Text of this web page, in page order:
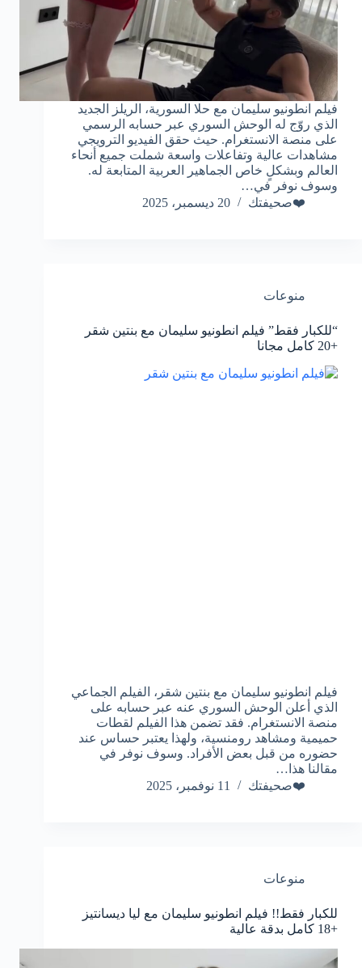
فيلم انطونيو سليمان مع حلا السورية، الريلز الجديد
الذي روّج له الوحش السوري عبر حسابه الرسمي
على منصة الانستغرام. حيث حقق الفيديو الترويجي
مشاهدات عالية وتفاعلات واسعة شملت جميع أنحاء
العالم وبشكلٍ خاص الجماهير العربية المتابعة له.
وسوف نوفر في…
❤️صحيفتك
20 ديسمبر، 2025
منوعات
“للكبار فقط” فيلم انطونيو سليمان مع بنتين شقر
+20 كامل مجانا
فيلم انطونيو سليمان مع بنتين شقر، الفيلم الجماعي
الذي أعلن الوحش السوري عنه عبر حسابه على
منصة الانستغرام. فقد تضمن هذا الفيلم لقطات
حميمية ومشاهد رومنسية، ولهذا يعتبر حساس عند
حضوره من قبل بعض الأفراد. وسوف نوفر في
مقالنا هذا…
❤️صحيفتك
11 نوفمبر، 2025
منوعات
للكبار فقط!! فيلم انطونيو سليمان مع ليا ديسانتيز
+18 كامل بدقة عالية